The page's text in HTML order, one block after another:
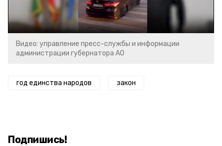
Video
Видео: управление пресс-службы и информации
администрации губернатора АО
год единства народов закон
Подпишись!